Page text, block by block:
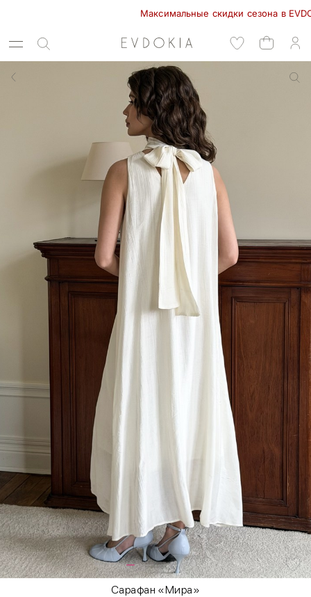
Максимальные скидки сезона в
Сарафан «Мира»